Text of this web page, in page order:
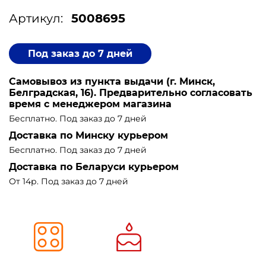
Артикул: 5008695
Под заказ до 7 дней
Самовывоз из пункта выдачи (г. Минск,
Белградская, 16). Предварительно согласовать
время с менеджером магазина
Бесплатно. Под заказ до 7 дней
Доставка по Минску курьером
Бесплатно. Под заказ до 7 дней
Доставка по Беларуси курьером
От 14р. Под заказ до 7 дней